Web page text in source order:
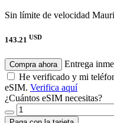
Sin límite de velocidad
143.21 USD
Compra ahora
Entrega
He verificado y mi
eSIM. Verifica aquí
¿Cuántos eSIM necesitas?